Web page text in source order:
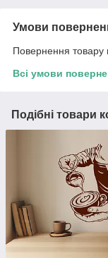
Умови
Повернення товару
Всі умови
Подібні товари